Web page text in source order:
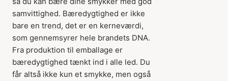
samvittighed. Bæredygtighed er ikke
bare en trend, det er en kerneværdi,
som gennemsyrer hele brandets DNA.
Fra produktion til emballage er
bæredygtighed tænkt ind i alle led. Du
får altså ikke kun et smykke, men også